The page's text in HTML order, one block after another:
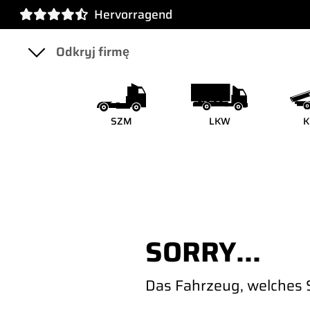
Hervorragend
SZM LKW
SORRY...
Das Fahrzeug,